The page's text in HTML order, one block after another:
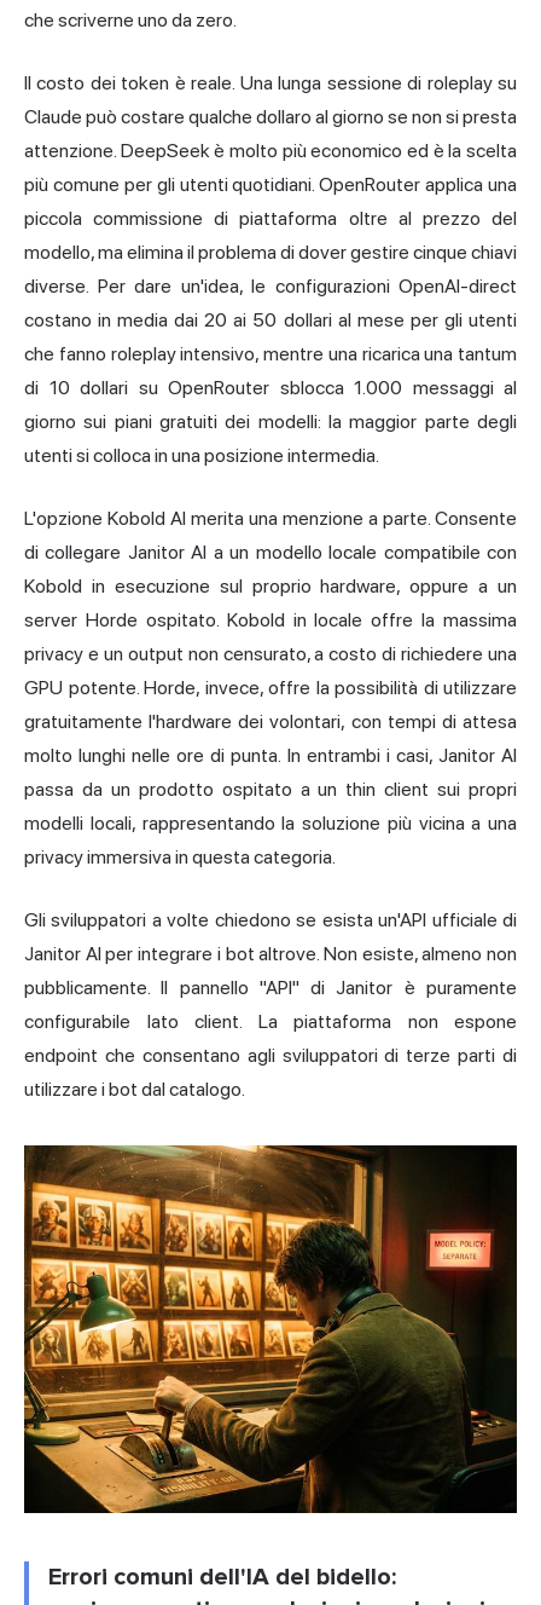
che scriverne uno da zero.
Il costo dei token è reale. Una lunga sessione di roleplay su
Claude può costare qualche dollaro al giorno se non si presta
attenzione. DeepSeek è molto più economico ed è la scelta
più comune per gli utenti quotidiani. OpenRouter applica una
piccola commissione di piattaforma oltre al prezzo del
modello, ma elimina il problema di dover gestire cinque chiavi
diverse. Per dare un'idea, le configurazioni OpenAI-direct
costano in media dai 20 ai 50 dollari al mese per gli utenti
che fanno roleplay intensivo, mentre una ricarica una tantum
di 10 dollari su OpenRouter sblocca 1.000 messaggi al
giorno sui piani gratuiti dei modelli: la maggior parte degli
utenti si colloca in una posizione intermedia.
L'opzione Kobold AI merita una menzione a parte. Consente
di collegare Janitor AI a un modello locale compatibile con
Kobold in esecuzione sul proprio hardware, oppure a un
server Horde ospitato. Kobold in locale offre la massima
privacy e un output non censurato, a costo di richiedere una
GPU potente. Horde, invece, offre la possibilità di utilizzare
gratuitamente l'hardware dei volontari, con tempi di attesa
molto lunghi nelle ore di punta. In entrambi i casi, Janitor AI
passa da un prodotto ospitato a un thin client sui propri
modelli locali, rappresentando la soluzione più vicina a una
privacy immersiva in questa categoria.
Gli sviluppatori a volte chiedono se esista un'API ufficiale di
Janitor AI per integrare i bot altrove. Non esiste, almeno non
pubblicamente. Il pannello "API" di Janitor è puramente
configurabile lato client. La piattaforma non espone
endpoint che consentano agli sviluppatori di terze parti di
utilizzare i bot dal catalogo.
Errori comuni dell'IA del bidello: